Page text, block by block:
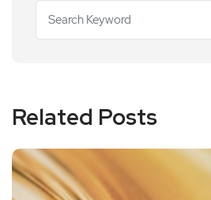
Related Posts